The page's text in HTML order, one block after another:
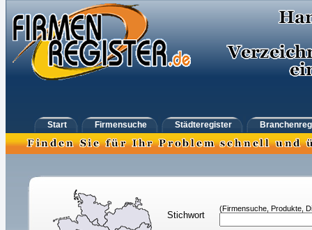
Start Firmensuche Städteregister
Stichwort
(Firmensuche, Produkte,